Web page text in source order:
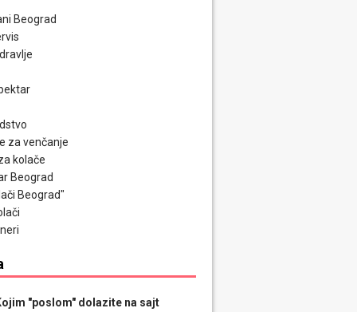
Beograd
za venčanje
kolače
Beograd
Beograd"
"poslom" dolazite na sajt